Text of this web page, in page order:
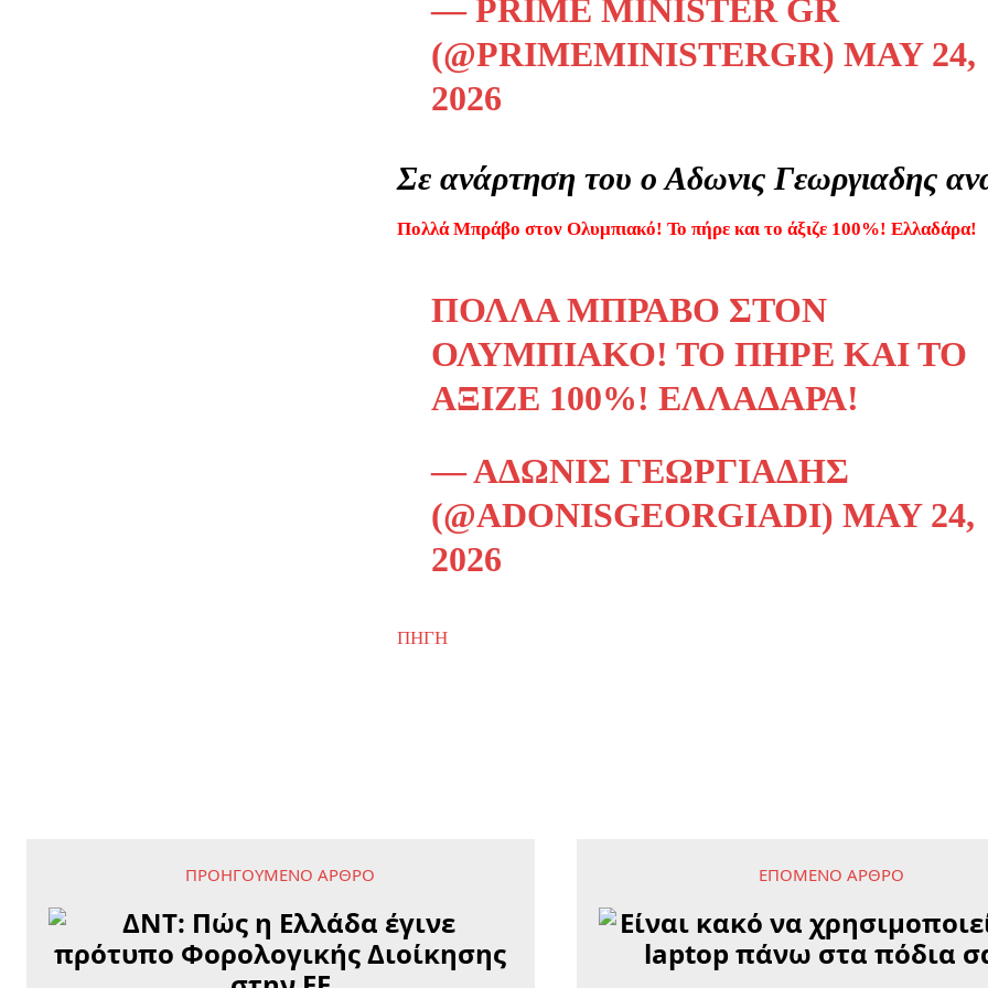
— PRIME MINISTER GR
(@PRIMEMINISTERGR)MAY 24,
2026
Σε ανάρτηση του ο Αδωνις Γεωργιαδης
Πολλά Μπράβο στον Ολυμπιακό! Το πήρε και το άξιζε 100%! Ελλαδάρα!
ΠΟΛΛΆ ΜΠΡΆΒΟ ΣΤΟΝ
ΟΛΥΜΠΙΑΚΌ! ΤΟ ΠΉΡΕ ΚΑΙ ΤΟ
ΆΞΙΖΕ 100%! ΕΛΛΑΔΆΡΑ!
— ΆΔΩΝΙΣ ΓΕΩΡΓΙΆΔΗΣ
(@ADONISGEORGIADI)MAY 24,
2026
ΠΗΓΗ
ΠΡΟΗΓΟΎΜΕΝΟ ΆΡΘΡΟ ΕΠΌΜΕΝΟ ΆΡΘΡΟ